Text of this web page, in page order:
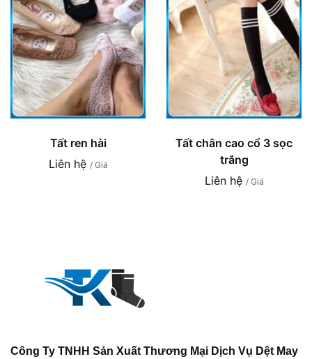
Tất ren hài
Liên hệ / Giá
Tất chân cao cổ 3 sọc
trắng
Liên hệ / Giá
Công Ty TNHH Sản Xuất Thương Mại Dịch Vụ Dệt May